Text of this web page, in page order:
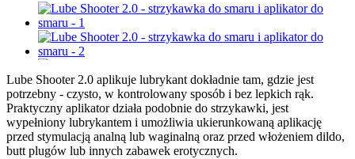
Lube Shooter 2.0 aplikuje lubrykant dokładnie tam, gdzie jest
potrzebny - czysto, w kontrolowany sposób i bez lepkich rąk.
Praktyczny aplikator działa podobnie do strzykawki, jest
wypełniony lubrykantem i umożliwia ukierunkowaną aplikację
przed stymulacją analną lub waginalną oraz przed włożeniem dildo,
butt plugów lub innych zabawek erotycznych.